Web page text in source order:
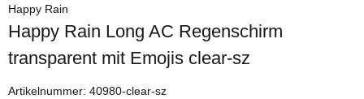
Happy Rain
Happy Rain Long AC Regenschirm
transparent mit Emojis clear-sz
Artikelnummer: 40980-clear-sz